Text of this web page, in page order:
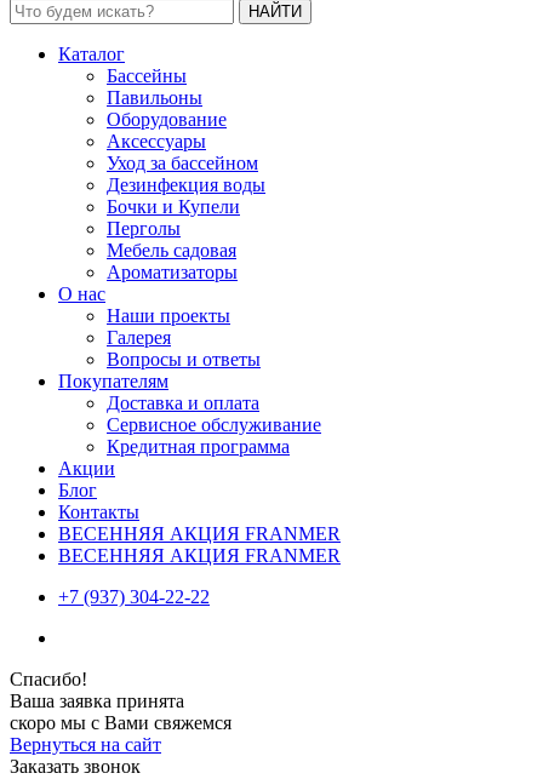
НАЙТИ
Каталог
Бассейны
Павильоны
Оборудование
Аксессуары
Уход за бассейном
Дезинфекция воды
Бочки и Купели
Перголы
Мебель садовая
Ароматизаторы
О нас
Наши проекты
Галерея
Вопросы и ответы
Покупателям
Доставка и оплата
Сервисное обслуживание
Кредитная программа
Акции
Блог
Контакты
ВЕСЕННЯЯ АКЦИЯ FRANMER
ВЕСЕННЯЯ АКЦИЯ FRANMER
+7 (937) 304-22-22
Спасибо!
Ваша заявка принята
скоро мы с Вами свяжемся
Вернуться на сайт
Заказать звонок